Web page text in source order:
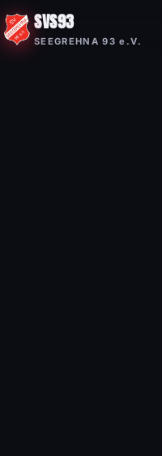
SVS93
SEEGREHNA 93 e.V.